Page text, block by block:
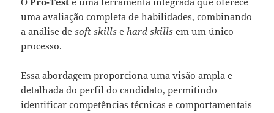
uma avaliação completa de habilidades, combinando
a análise desoft skills e hard skills em um único
processo.
Essa abordagem proporciona uma visão ampla e
detalhada do perfil do candidato, permitindo
identificar competências técnicas e comportamentais